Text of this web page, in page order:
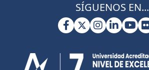
SÍGUENOS EN...